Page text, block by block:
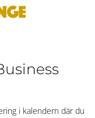
i kalendern där du